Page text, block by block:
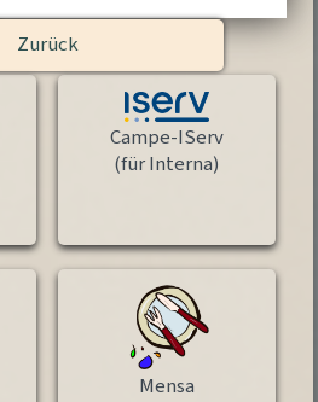
Zurück
Campe-IServ
(für Interna)
Mensa